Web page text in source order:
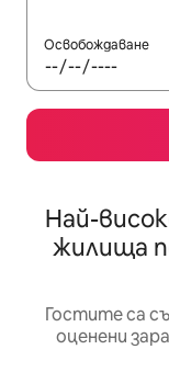
Освобождаване
Най-
жилища
Гостите са
оценени